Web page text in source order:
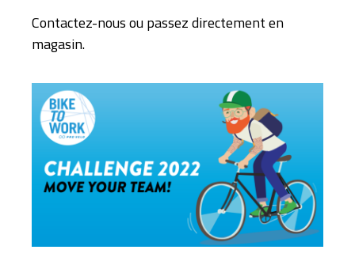
Contactez-nous ou passez directement en
magasin.